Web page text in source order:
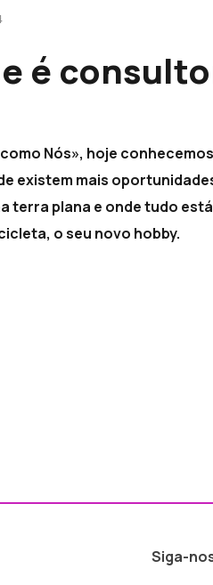
é
Nós», hoje
existem mais
terra plana e onde tudo
o seu novo hobby.
Siga-